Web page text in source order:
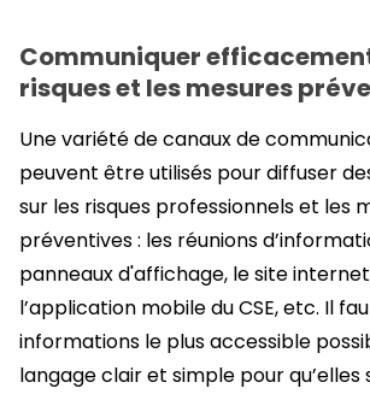
Communiquer
risques et les mesures
Une variété de canaux de
peuvent être utilisés pour diffuser
sur les risques professionnels et les
préventives : les réunions
panneaux d'affichage, le site
l’application mobile du CSE, etc. Il
informations le plus accessible
langage clair et simple pour qu’elles